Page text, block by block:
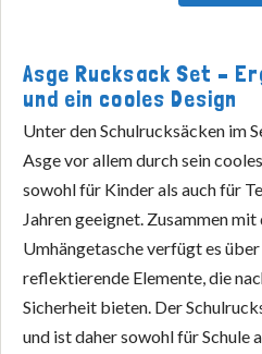
Asge Rucksack Set –
und ein cooles Design
Unter den Schulrucksäcken im
Asge vor allem durch sein
sowohl für Kinder als auch für
Jahren geeignet. Zusammen
Umhängetasche verfügt es
reflektierende Elemente, die
Sicherheit bieten. Der
und ist daher sowohl für Schule